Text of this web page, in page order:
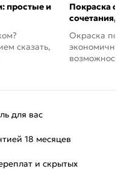
простые и
сказать,
Покраска
сочетания,
Окраска
для вас
18 месяцев
и скрытых